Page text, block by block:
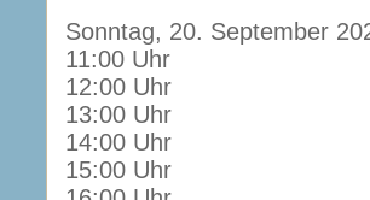
Sonntag, 20. September
11:00 Uhr
12:00 Uhr
13:00 Uhr
14:00 Uhr
15:00 Uhr